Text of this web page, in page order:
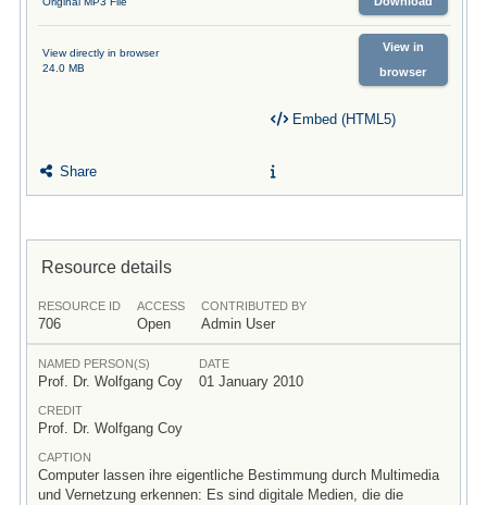
View directly in browser
24.0 MB
View in
browser
Share
Embed (HTML5)
Resource details
RESOURCE ID
706
ACCESS
Open
CONTRIBUTED BY
Admin User
NAMED PERSON(S)
Prof. Dr. Wolfgang Coy
DATE
01 January 2010
CREDIT
Prof. Dr. Wolfgang Coy
CAPTION
Computer lassen ihre eigentliche Bestimmung durch Multimedia
und Vernetzung erkennen: Es sind digitale Medien, die die